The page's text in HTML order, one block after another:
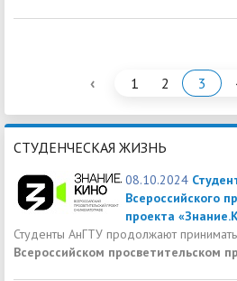
‹ 1 2 3
СТУДЕНЧЕСКАЯ ЖИЗНЬ
08.10.2024
Всероссийского
проекта
Студенты АнГТУ продолжают
Всероссийском просветительском